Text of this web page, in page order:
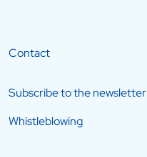
Contact
Subscribe to the newsletter
Whistleblowing